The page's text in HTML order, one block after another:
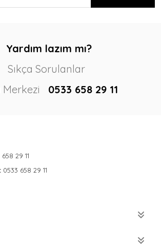
Yardım lazım mı?
Sıkça Sorulanlar
Merkezi
0533 658 29 11
29 11
0533 658 29 11